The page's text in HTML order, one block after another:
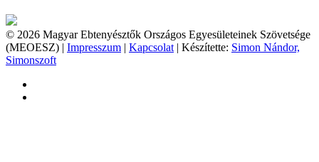
© 2026 Magyar Ebtenyésztők Országos Egyesületeinek Szövetsége
(MEOESZ) | Impresszum | Kapcsolat | Készítette: Simon Nándor,
Simonszoft